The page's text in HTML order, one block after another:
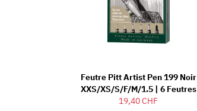
Feutre Pitt Artist Pen 199 Noir
XXS/XS/S/F/M/1.5 | 6 Feutres
19,40 CHF